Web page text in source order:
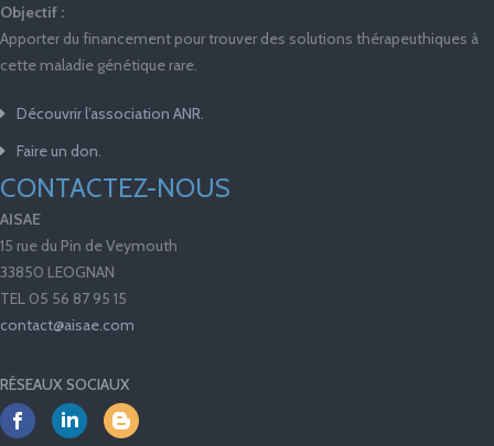
Objectif :
Apporter du financement pour trouver des solutions thérapeuthiques à
cette maladie génétique rare.
Découvrir l’association ANR.
Faire un don.
CONTACTEZ-NOUS
AISAE
15 rue du Pin de Veymouth
33850 LEOGNAN
TEL 05 56 87 95 15
contact@aisae.com
RÉSEAUX SOCIAUX